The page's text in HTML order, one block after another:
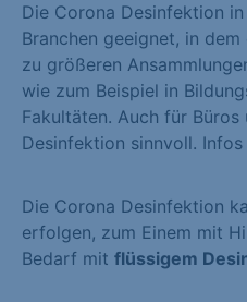
Die Corona Desinfektion
Branchen geeignet, in
zu größeren
wie zum Beispiel in
Fakultäten. Auch für
Desinfektion sinnvoll. Infos
Die Corona Desinfektion
erfolgen, zum Einem mit
Bedarf mit flüssigem